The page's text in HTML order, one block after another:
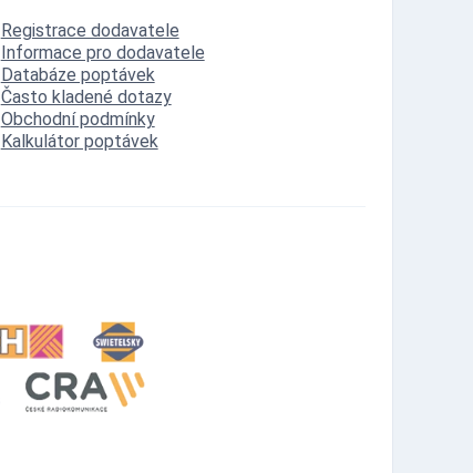
Registrace dodavatele
Informace pro dodavatele
Databáze poptávek
Často kladené dotazy
Obchodní podmínky
Kalkulátor poptávek